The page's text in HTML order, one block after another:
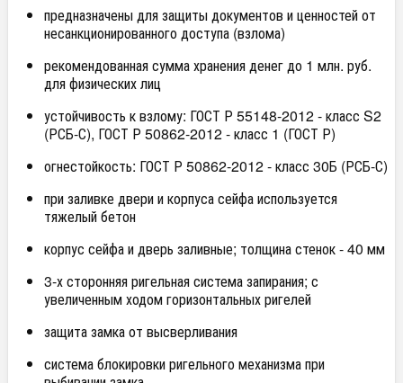
предназначены для защиты документов и ценностей от
несанкционированного доступа (взлома)
рекомендованная сумма хранения денег до 1 млн. руб.
для физических лиц
устойчивость к взлому: ГОСТ Р 55148-2012 - класс S2
(РСБ-С), ГОСТ Р 50862-2012 - класс 1 (ГОСТ Р)
огнестойкость: ГОСТ Р 50862-2012 - класс 30Б (РСБ-С)
при заливке двери и корпуса сейфа используется
тяжелый бетон
корпус сейфа и дверь заливные; толщина стенок - 40 мм
3-х сторонняя ригельная система запирания; с
увеличенным ходом горизонтальных ригелей
защита замка от высверливания
система блокировки ригельного механизма при